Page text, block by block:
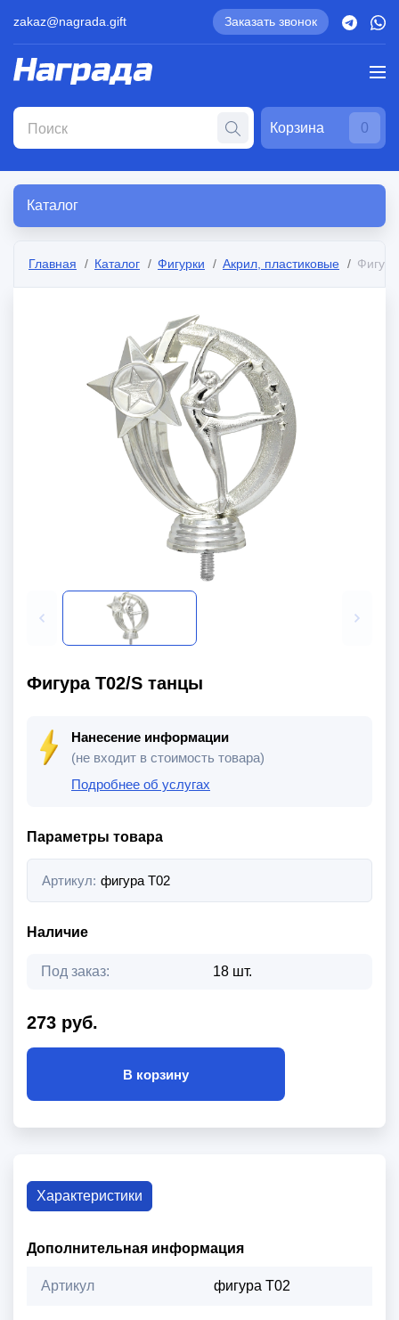
zakaz@nagrada.gift Заказать звонок
Корзина 0
Каталог
Главная Каталог Фигурки Акрил, пластиковые
Фигура T02/S танцы
Нанесение информации
(не входит в стоимость товара)
Подробнее об услугах
Параметры товара
Артикул: фигура T02
Наличие
Под заказ: 18 шт.
273 руб.
В корзину
Характеристики
Дополнительная информация
Артикул фигура T02